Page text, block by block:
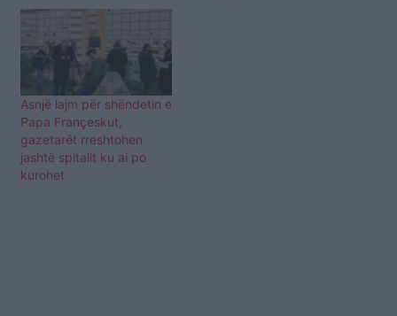
Asnjë lajm për shëndetin e
Papa Françeskut,
gazetarët rreshtohen
jashtë spitalit ku ai po
kurohet